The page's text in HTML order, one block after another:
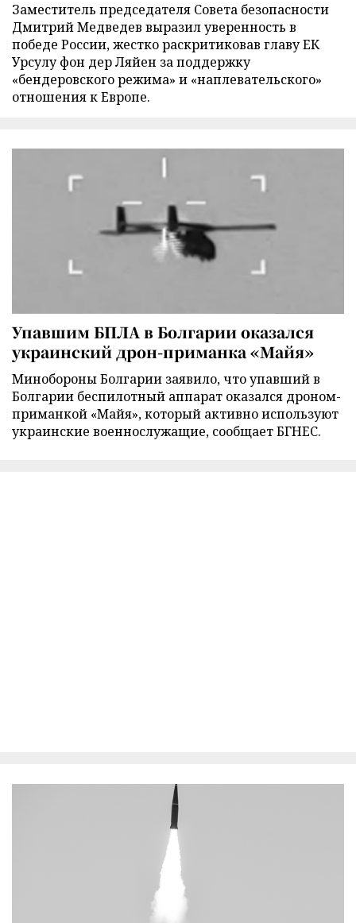
Заместитель председателя Совета безопасности
Дмитрий Медведев выразил уверенность в
победе России, жестко раскритиковав главу ЕК
Урсулу фон дер Ляйен за поддержку
«бендеровского режима» и «наплевательского»
отношения к Европе.
Упавшим БПЛА в Болгарии оказался
украинский дрон-приманка «Майя»
Минобороны Болгарии заявило, что упавший в
Болгарии беспилотный аппарат оказался дроном-
приманкой «Майя», который активно используют
украинские военнослужащие, сообщает БГНЕС.